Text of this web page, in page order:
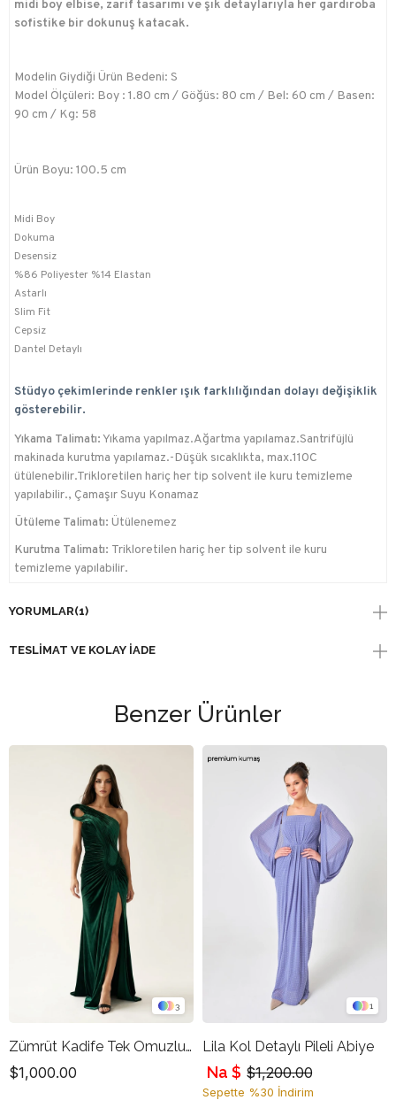
midi boy elbise, zarif tasarımı ve şık detaylarıyla her gardıroba
sofistike bir dokunuş katacak.
Modelin Giydiği Ürün Bedeni: S
Model Ölçüleri: Boy : 1.80 cm / Göğüs: 80 cm / Bel: 60 cm / Basen:
90 cm / Kg: 58
Ürün Boyu: 100.5 cm
Midi Boy
Dokuma
Desensiz
%86 Poliyester %14 Elastan
Astarlı
Slim Fit
Cepsiz
Dantel Detaylı
Stüdyo çekimlerinde renkler ışık farklılığından dolayı değişiklik
gösterebilir.
Yıkama Talimatı:Yıkama yapılmaz.Ağartma yapılamaz.Santrifüjlü
makinada kurutma yapılamaz.-Düşük sıcaklıkta, max.110C
ütülenebilir.Trikloretilen hariç her tip solvent ile kuru temizleme
yapılabilir., Çamaşır Suyu Konamaz
Ütüleme Talimatı: Ütülenemez
Kurutma Talimatı: Trikloretilen hariç her tip solvent ile kuru
temizleme yapılabilir.
YORUMLAR(1)
TESLIMAT VE KOLAY İADE
Benzer Ürünler
3
Zümrüt Kadife Tek Omuzlu Drapeli Uzun Abiye Elbise
$1,000.00
1
Lila Kol Detaylı Pileli Abiye
$1,200.00
Na $
Sepette %30 İndirim